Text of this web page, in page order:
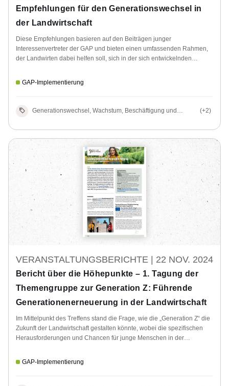
Empfehlungen für den Generationswechsel in
der Landwirtschaft
Diese Empfehlungen basieren auf den Beiträgen junger
Interessenvertreter der GAP und bieten einen umfassenden Rahmen,
der Landwirten dabei helfen soll, sich in der sich entwickelnden
GAP-Implementierung
Generationswechsel, Wachstum, Beschäftigung und
(+2)
VERANSTALTUNGSBERICHTE | 22 NOV. 2024
Bericht über die Höhepunkte – 1. Tagung der
Themengruppe zur Generation Z: Führende
Generationenerneuerung in der Landwirtschaft
Im Mittelpunkt des Treffens stand die Frage, wie die „Generation Z“ die
Zukunft der Landwirtschaft gestalten könnte, wobei die spezifischen
Herausforderungen und Chancen für junge Menschen in der
GAP-Implementierung